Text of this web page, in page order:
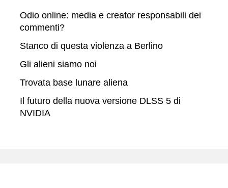
Odio online: media e creator responsabili dei
commenti?
Stanco di questa violenza a Berlino
Gli alieni siamo noi
Trovata base lunare aliena
Il futuro della nuova versione DLSS 5 di
NVIDIA